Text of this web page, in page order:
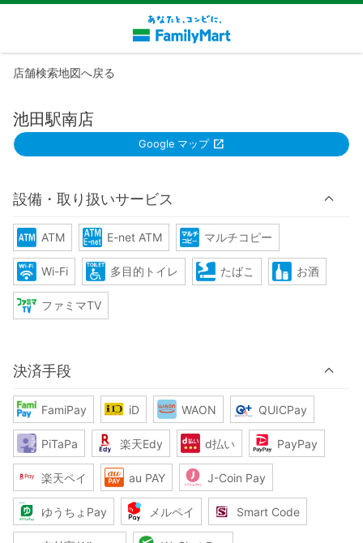
店舗検索地図へ戻る
池田駅南店
Google マップ
設備・取り扱いサービス
ATM E-net ATM マルチコピー
Wi-Fi 多目的トイレ たばこ お酒
ファミマTV
決済手段
FamiPay iD WAON QUICPay
PiTaPa 楽天Edy d払い PayPay
楽天ペイ au PAY J-Coin Pay
ゆうちょPay メルペイ Smart Code